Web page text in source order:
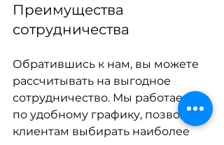
Преимущества
сотрудничества
Обратившись к нам, вы можете
рассчитывать на выгодное
сотрудничество. Мы работаем
по удобному графику, позволяет
клиентам выбирать наиболее